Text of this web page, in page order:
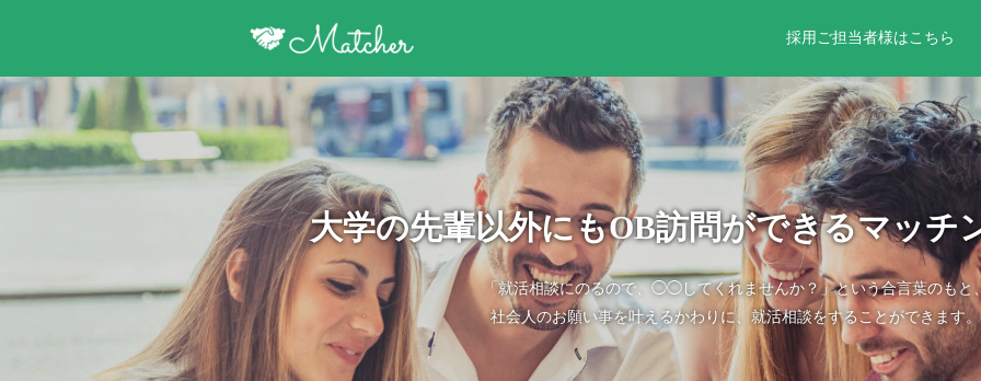
採用ご担当者様はこちら
大学の先輩以外にもOB訪問ができるマッチ
「就活相談にのるので、◯◯してくれませんか？」という合言葉のもと
社会人のお願い事を叶えるかわりに、就活相談をすることができます。